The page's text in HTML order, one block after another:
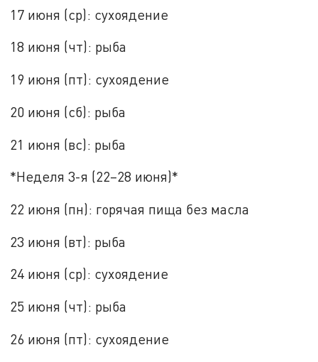
17 июня (ср): сухоядение
18 июня (чт): рыба
19 июня (пт): сухоядение
20 июня (сб): рыба
21 июня (вс): рыба
*Неделя 3-я (22–28 июня)*
22 июня (пн): горячая пища без масла
23 июня (вт): рыба
24 июня (ср): сухоядение
25 июня (чт): рыба
26 июня (пт): сухоядение